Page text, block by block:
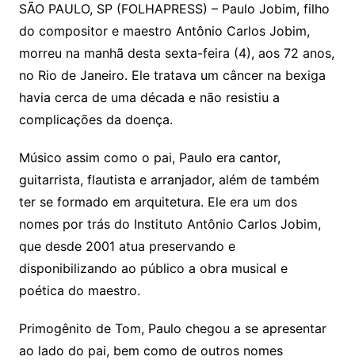
SÃO PAULO, SP (FOLHAPRESS) – Paulo Jobim, filho
do compositor e maestro Antônio Carlos Jobim,
morreu na manhã desta sexta-feira (4), aos 72 anos,
no Rio de Janeiro. Ele tratava um câncer na bexiga
havia cerca de uma década e não resistiu a
complicações da doença.
Músico assim como o pai, Paulo era cantor,
guitarrista, flautista e arranjador, além de também
ter se formado em arquitetura. Ele era um dos
nomes por trás do Instituto Antônio Carlos Jobim,
que desde 2001 atua preservando e
disponibilizando ao público a obra musical e
poética do maestro.
Primogênito de Tom, Paulo chegou a se apresentar
ao lado do pai, bem como de outros nomes